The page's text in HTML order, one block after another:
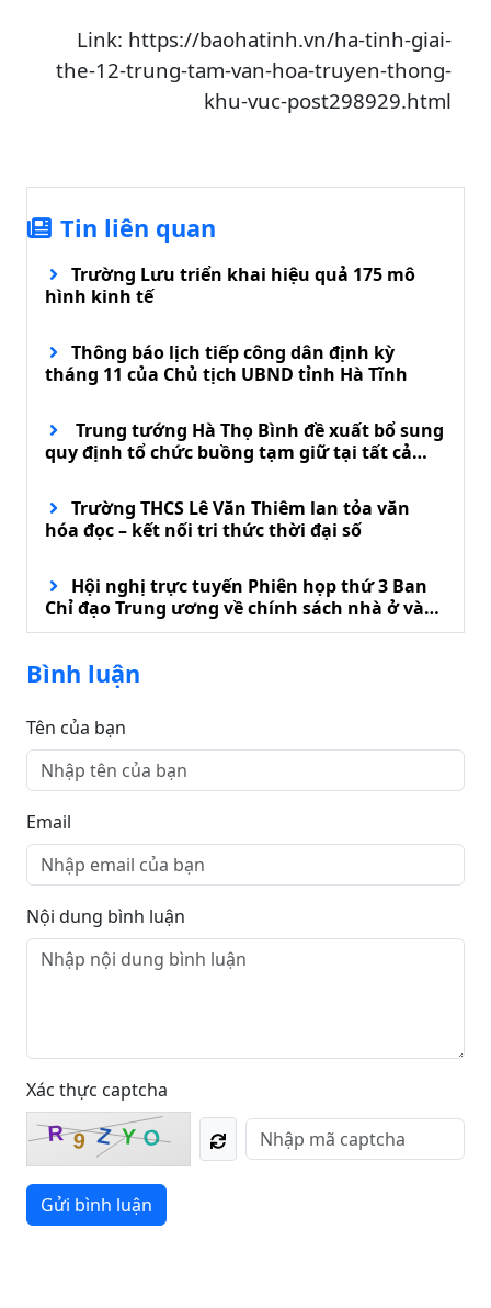
Link: https://baohatinh.vn/ha-tinh-giai-
the-12-trung-tam-van-hoa-truyen-thong-
khu-vuc-post298929.html
Tin liên quan
Trường Lưu triển khai hiệu quả 175 mô
hình kinh tế
Thông báo lịch tiếp công dân định kỳ
tháng 11 của Chủ tịch UBND tỉnh Hà Tĩnh
Trung tướng Hà Thọ Bình đề xuất bổ sung
quy định tổ chức buồng tạm giữ tại tất cả
Trường THCS Lê Văn Thiêm lan tỏa văn
hóa đọc – kết nối tri thức thời đại số
Hội nghị trực tuyến Phiên họp thứ 3 Ban
Chỉ đạo Trung ương về chính sách nhà ở và
phát triển thị trường bất động sản
Bình luận
Tên của bạn
Email
Nội dung bình luận
Xác thực captcha
R 9 Z YO
Gửi bình luận